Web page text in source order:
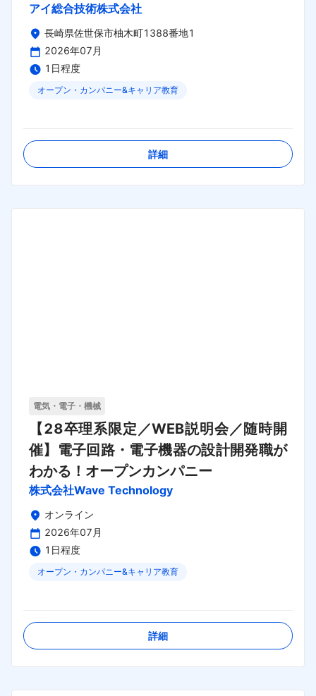
アイ総合技術株式会社
長崎県佐世保市柚木町1388番地1
2026年07月
1日程度
オープン・カンパニー&キャリア教育
詳細
電気・電子・機械
【28卒理系限定／WEB説明会／随時開
催】電子回路・電子機器の設計開発職が
わかる！オープンカンパニー
株式会社Wave Technology
オンライン
2026年07月
1日程度
オープン・カンパニー&キャリア教育
詳細